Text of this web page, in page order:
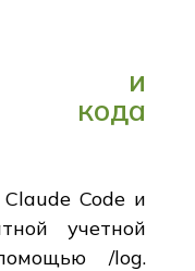
и
кода
Code и
учетной
/log.